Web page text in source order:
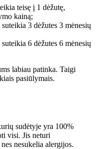
teisę į 1 dėžutę,
kainą;
3 dėžutes 3 mėnesių
6 dėžutes 6 mėnesių
labiau patinka. Taigi
pasiūlymais.
sudėtyje yra 100%
visi. Jis neturi
nesukelia alergijos.